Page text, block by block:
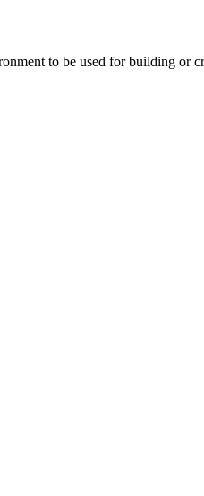
to be used for building or